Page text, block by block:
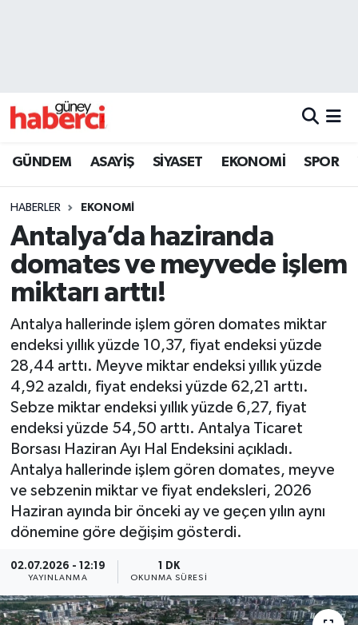
GÜNDEM ASAYİŞ SİYASET EKONOMİ SPOR
HABERLER EKONOMİ
Antalya’da haziranda
domates ve meyvede işlem
miktarı arttı!
Antalya hallerinde işlem gören domates miktar
endeksi yıllık yüzde 10,37, fiyat endeksi yüzde
28,44 arttı. Meyve miktar endeksi yıllık yüzde
4,92 azaldı, fiyat endeksi yüzde 62,21 arttı.
Sebze miktar endeksi yıllık yüzde 6,27, fiyat
endeksi yüzde 54,50 arttı. Antalya Ticaret
Borsası Haziran Ayı Hal Endeksini açıkladı.
Antalya hallerinde işlem gören domates, meyve
ve sebzenin miktar ve fiyat endeksleri, 2026
Haziran ayında bir önceki ay ve geçen yılın aynı
dönemine göre değişim gösterdi.
02.07.2026 - 12:19
YAYINLANMA
1 DK
OKUNMA SÜRESI
Beyoğlu Trafik Yoğunluk Haritası
Son Dakika Haberleri
Haber Arşivi